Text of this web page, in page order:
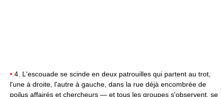
• 4. L'escouade se scinde en deux patrouilles qui partent au trot,
l'une à droite, l'autre à gauche, dans la rue déjà encombrée de
poilus affairés et chercheurs — et tous les groupes s'observent, se